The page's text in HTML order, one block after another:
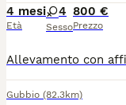
4 mesi
Età
4
Sesso
800 €
Prezzo
Gubbio (82.3km)